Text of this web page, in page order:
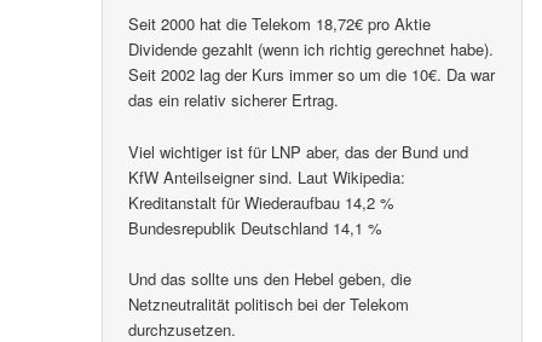
Seit 2000 hat die Telekom 18,72€ pro Aktie
Dividende gezahlt (wenn ich richtig gerechnet habe).
Seit 2002 lag der Kurs immer so um die 10€. Da war
das ein relativ sicherer Ertrag.
Viel wichtiger ist für LNP aber, das der Bund und
KfW Anteilseigner sind. Laut Wikipedia:
Kreditanstalt für Wiederaufbau 14,2 %
Bundesrepublik Deutschland 14,1 %
Und das sollte uns den Hebel geben, die
Netzneutralität politisch bei der Telekom
durchzusetzen.